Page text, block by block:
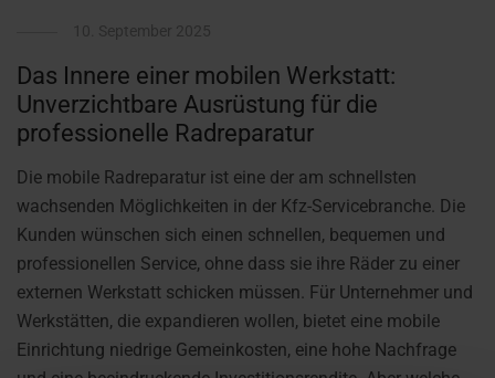
Das Innere einer mobilen Werkstatt:
Unverzichtbare Ausrüstung für die
professionelle Radreparatur
Die mobile Radreparatur ist eine der am schnellsten
wachsenden Möglichkeiten in der Kfz-Servicebranche. Die
Kunden wünschen sich einen schnellen, bequemen und
professionellen Service, ohne dass sie ihre Räder zu einer
externen Werkstatt schicken müssen. Für Unternehmer und
Werkstätten, die expandieren wollen, bietet eine mobile
Einrichtung niedrige Gemeinkosten, eine hohe Nachfrage